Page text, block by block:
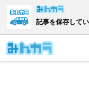
記事を保存して